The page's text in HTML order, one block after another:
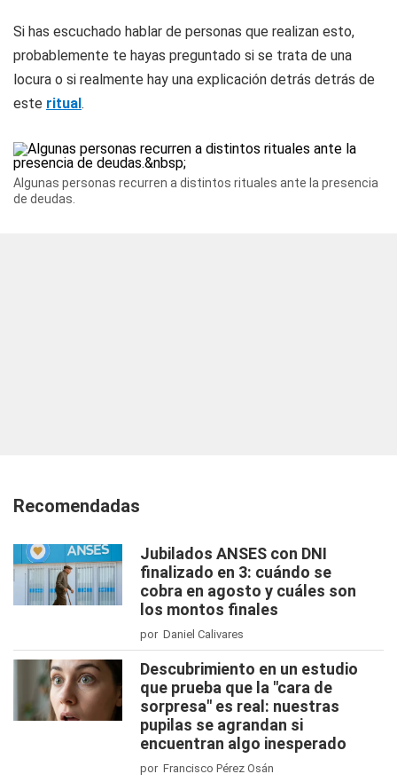
Si has escuchado hablar de personas que realizan esto,
probablemente te hayas preguntado si se trata de una
locura o si realmente hay una explicación detrás detrás de
este ritual.
Algunas personas recurren a distintos rituales ante la presencia
de deudas.
Recomendadas
Jubilados ANSES con DNI
finalizado en 3: cuándo se
cobra en agosto y cuáles son
los montos finales
por Daniel Calivares
Descubrimiento en un estudio
que prueba que la "cara de
sorpresa" es real: nuestras
pupilas se agrandan si
encuentran algo inesperado
por Francisco Pérez Osán